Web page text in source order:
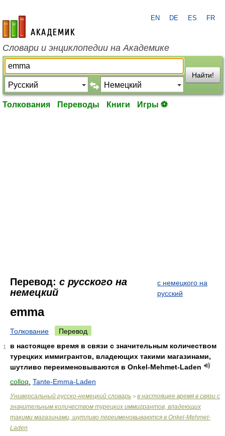
academic.ru
EN DE ES FR
Словари и энциклопедии на Академике
Найти!
Толкования Переводы Книги Игры ⚽
Перевод: с русского на
немецкий
с немецкого на
русский
emma
Толкование Перевод
1
в настоящее время в связи с значительным количеством
турецких иммигрантов, владеющих такими магазинами,
шутливо переименовываются в Onkel-Mehmet-Laden
colloq. Tante-Emma-Laden
Универсальный русско-немецкий словарь > в настоящее время в связи с
значительным количеством турецких иммигрантов, владеющих
такими магазинами, шутливо переименовываются в Onkel-Mehmet-
Laden